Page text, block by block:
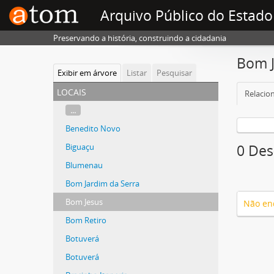
Arquivo Público do
Preservando a história, construindo a cidadania
Exibir em árvore Listar Pesquisar
locais
...
Benedito Novo
Biguaçu
Blumenau
Bom Jardim da Serra
Bom Jesus
Bom Retiro
Botuverá
Botuverá
Bom
0
Não